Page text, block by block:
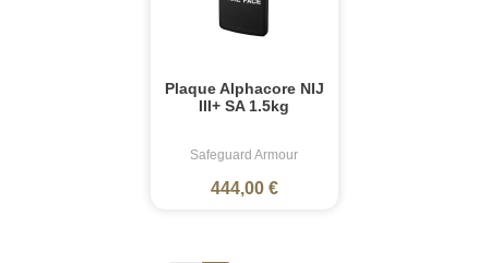
Plaque Alphacore NIJ
III+ SA 1.5kg
Safeguard Armour
444,00 €